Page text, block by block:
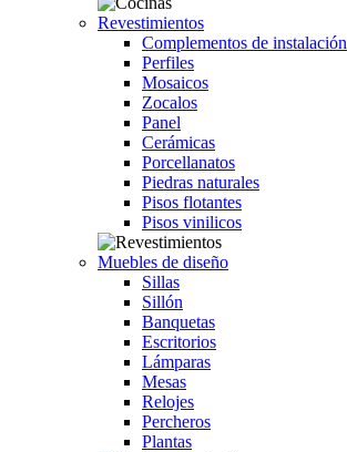
Revestimientos
Complementos de instalación
Perfiles
Mosaicos
Zocalos
Panel
Cerámicas
Porcellanatos
Piedras naturales
Pisos flotantes
Pisos vinilicos
Muebles de diseño
Sillas
Sillón
Banquetas
Escritorios
Lámparas
Mesas
Relojes
Percheros
Plantas